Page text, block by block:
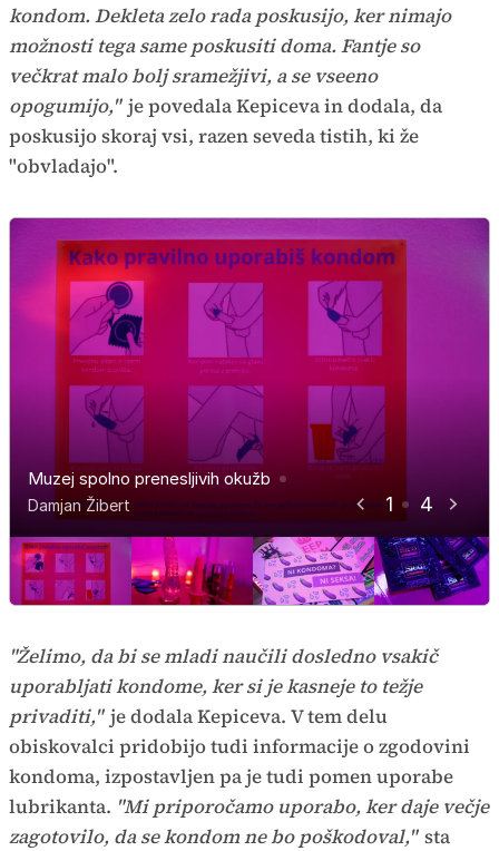
kondom. Dekleta zelo rada poskusijo, ker nimajo
možnosti tega same poskusiti doma. Fantje so
večkrat malo bolj sramežjivi, a se vseeno
opogumijo," je povedala Kepiceva in dodala, da
poskusijo skoraj vsi, razen seveda tistih, ki že
"obvladajo".
1 4
Muzej spolno prenesljivih okužb
Damjan Žibert
Muzej spolno prenesljivih okužb
Damjan Žibert
Muzej spolno prenesljivih okužb
Damjan Žibert
Muzej spolno prenesljivih okužb
Damjan Žibert
"Želimo, da bi se mladi naučili dosledno vsakič
uporabljati kondome, ker si je kasneje to težje
privaditi," je dodala Kepiceva. V tem delu
obiskovalci pridobijo tudi informacije o zgodovini
kondoma, izpostavljen pa je tudi pomen uporabe
lubrikanta. "Mi priporočamo uporabo, ker daje večje
zagotovilo, da se kondom ne bo poškodoval," sta